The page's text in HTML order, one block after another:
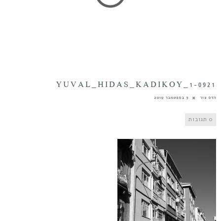
YUVAL_HIDAS_KADIKOY_1-0921
הדס צור 5 בספטמבר 2019
0 תגובות